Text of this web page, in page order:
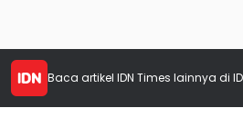
Baca artikel IDN Times lainnya di